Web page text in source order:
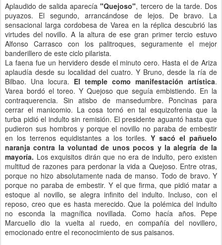
Aplaudido de salida aparecía"Quejoso", tercero de la tarde. Dos
puyazos. El segundo, arrancándose de lejos. De bravo. La
sensacional larga cordobesa de Varea en la réplica descubrió las
virtudes del novillo. A la altura de ese gran primer tercio estuvo
Alfonso Carrasco con los palitroques, seguramente el mejor
banderillero de este ciclo pilarista.
La faena fue un hervidero desde el minuto cero. Hasta el de Ariza
aplaudía desde su localidad del cuatro. Y Bruno, desde la ría de
Bilbao. Una locura. El temple como manifestación artística.
Varea bordó el toreo. Y Quejoso que seguía embistiendo. En la
contraquerencia. Sin atisbo de mansedumbre. Poncinas para
cerrar el manicomio. La cosa tornó en tal esquizofrenia que la
turba pidió el indulto sin remisión. El presidente aguantó hasta que
pudieron sus hombros y porque el novillo no paraba de embestir
en los terrenos equidistantes a los toriles.Y sacó el pañuelo
naranja contra la voluntad de unos pocos y la alegría de la
mayoría. Los exquisitos dirán que no era de indulto, pero existen
multitud de razones para perdonar la vida a Quejoso. Entre otras,
porque no hizo absolutamente nada de manso. Todo de bravo. Y
porque no paraba de embestir. Y el que firma, que pidió matar a
estoque al novillo, se alegra infinito del indulto. Incluso, con el
reposo, creo que es hasta merecido. Que la polémica del indulto
no esconda la magnífica novillada. Como hacía años. Pepe
Marcuello dio la vuelta al ruedo, en compañía del novillero,
emocionado entre el reconocimiento de sus paisanos.